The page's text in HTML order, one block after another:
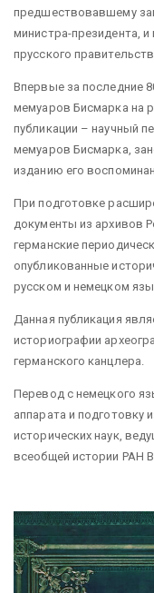
предшествовавшему
министра-президента, и
прусского
Впервые за последние
мемуаров Бисмарка на
публикации – научный
мемуаров Бисмарка,
изданию его
При подготовке
документы из архивов
германские
опубликованные
русском и немецком
Данная публикация
историографии
германского канцлера.
Перевод с немецкого
аппарата и подготовку
исторических наук,
всеобщей истории РАН